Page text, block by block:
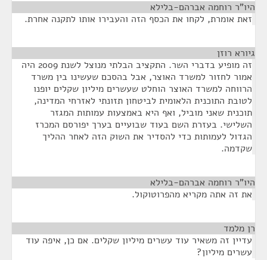
היו"ר רוחמה אברהם-בלילא
זאת אומרת, לקחו את הכסף הזה והעבירו אותו לתקנה אחרת.
גיורא רוזן
זה מופיע בדברי השר. התקציב הבלתי מנוצל לשנת 2009 היה
אמור לחזור למשרד האוצר, אבל בהסכם שעשינו בין משרד
הרווחה למשרד האוצר הוחלט שעשרים מיליון שקלים יופנו
לטובת התוכנית הלאומית לביטחון תזונתי לאזרחי המדינה,
תוכנית שאני מוביל, ואף היא באמצעות עמותות המגזר
השלישי. בעזרת השם בעוד שבועיים בערך יפורסם המכרז
הגדול לעמותות כדי להסדיר את השוק הזה לאחר ההליך
שקדמה.
היו"ר רוחמה אברהם-בלילא
את זה אתה מקריא מהפרוטוקול.
רן מלמד
עדיין זה משאיר עוד עשרים מיליון שקלים. אם כן, איפה עוד
עשרים מיליון?